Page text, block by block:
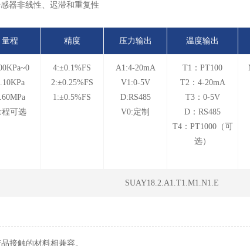
器非线性、迟滞和重复性
量程 精度 压力输出 温度输出
程可选
4:±0.1%FS
2:±0.25%FS
1:±0.5%FS
A1:4-20mA
V1:0-5V
D:RS485
V0:定制
T1：PT100
T2：4-20mA
T3：0-5V
D：RS485
T4：PT1000（可
选）
SUAY18.2.A1.T1.M1.N1.E
接触的材料相兼容。